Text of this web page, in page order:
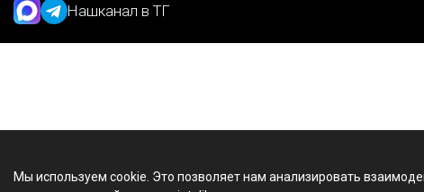
Мы используем cookie. Это позволяет нам анализировать
Нашканал в ТГ